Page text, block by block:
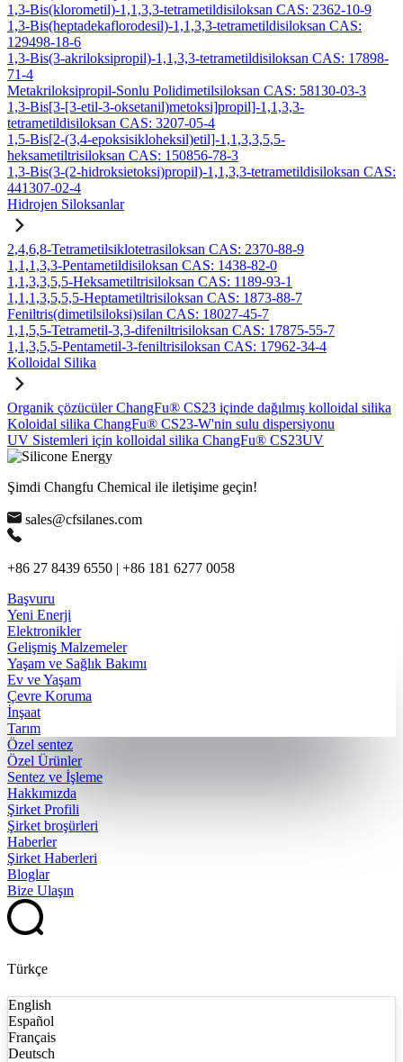
1,3-Bis(klorometil)-1,1,3,3-tetrametildisiloksan CAS: 2362-10-9
1,3-Bis(heptadekaflorodesil)-1,1,3,3-tetrametildisiloksan CAS:
129498-18-6
1,3-Bis(3-akriloksipropil)-1,1,3,3-tetrametildisiloksan CAS: 17898-
71-4
Metakriloksipropil-Sonlu Polidimetilsiloksan CAS: 58130-03-3
1,3-Bis[3-[3-etil-3-oksetanil)metoksi]propil]-1,1,3,3-
tetrametildisiloksan CAS: 3207-05-4
1,5-Bis[2-(3,4-epoksisikloheksil)etil]-1,1,3,3,5,5-
heksametiltrisiloksan CAS: 150856-78-3
1,3-Bis(3-(2-hidroksietoksi)propil)-1,1,3,3-tetrametildisiloksan CAS:
441307-02-4
Hidrojen Siloksanlar
2,4,6,8-Tetrametilsiklotetrasiloksan CAS: 2370-88-9
1,1,1,3,3-Pentametildisiloksan CAS: 1438-82-0
1,1,3,3,5,5-Heksametiltrisiloksan CAS: 1189-93-1
1,1,1,3,5,5,5-Heptametiltrisiloksan CAS: 1873-88-7
Feniltris(dimetilsiloksi)silan CAS: 18027-45-7
1,1,5,5-Tetrametil-3,3-difeniltrisiloksan CAS: 17875-55-7
1,1,3,5,5-Pentametil-3-feniltrisiloksan CAS: 17962-34-4
Kolloidal Silika
Organik çözücüler ChangFu® CS23 içinde dağılmış kolloidal silika
Koloidal silika ChangFu® CS23-W'nin sulu dispersiyonu
UV Sistemleri için kolloidal silika ChangFu® CS23UV
Şimdi Changfu Chemical ile iletişime geçin!
sales@cfsilanes.com
+86 27 8439 6550 | +86 181 6277 0058
Başvuru
Yeni Enerji
Elektronikler
Gelişmiş Malzemeler
Yaşam ve Sağlık Bakımı
Ev ve Yaşam
Çevre Koruma
İnşaat
Tarım
Özel sentez
Özel Ürünler
Sentez ve İşleme
Hakkımızda
Şirket Profili
Şirket broşürleri
Haberler
Şirket Haberleri
Bloglar
Bize Ulaşın
Türkçe
English
Español
Français
Deutsch